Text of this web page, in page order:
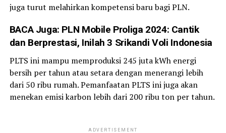
juga turut melahirkan kompetensi baru bagi PLN.
BACA Juga: PLN Mobile Proliga 2024: Cantik
dan Berprestasi, Inilah 3 Srikandi Voli Indonesia
PLTS ini mampu memproduksi 245 juta kWh energi
bersih per tahun atau setara dengan menerangi lebih
dari 50 ribu rumah. Pemanfaatan PLTS ini juga akan
menekan emisi karbon lebih dari 200 ribu ton per tahun.
ADVERTISEMENT